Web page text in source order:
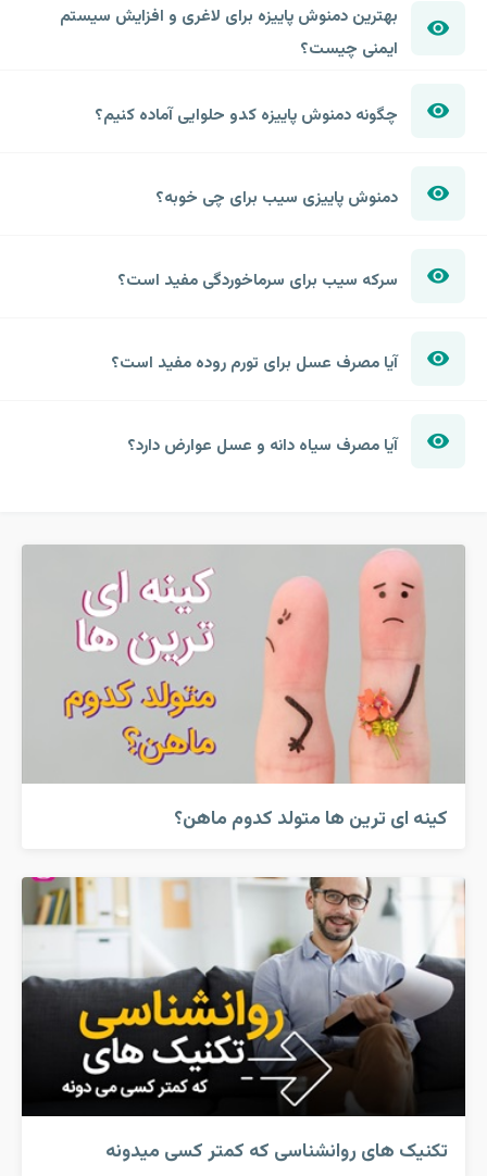
بهترین دمنوش پاییزه برای لاغری و افزایش سیستم
ایمنی چیست؟
چگونه دمنوش پاییزه کدو حلوایی آماده کنیم؟
دمنوش پاییزی سیب برای چی خوبه؟
سرکه سیب برای سرماخوردگی مفید است؟
آیا مصرف عسل برای تورم روده مفید است؟
آیا مصرف سیاه دانه و عسل عوارض دارد؟
کینه ای ترین ها متولد کدوم ماهن؟
تکنیک های روانشناسی که کمتر کسی میدونه